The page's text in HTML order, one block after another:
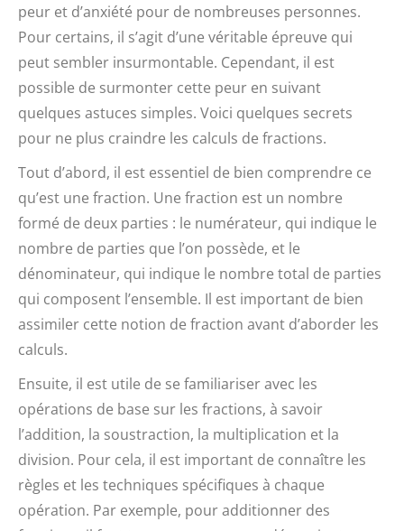
peur et d’anxiété pour de nombreuses personnes.
Pour certains, il s’agit d’une véritable épreuve qui
peut sembler insurmontable. Cependant, il est
possible de surmonter cette peur en suivant
quelques astuces simples. Voici quelques secrets
pour ne plus craindre les calculs de fractions.
Tout d’abord, il est essentiel de bien comprendre ce
qu’est une fraction. Une fraction est un nombre
formé de deux parties : le numérateur, qui indique le
nombre de parties que l’on possède, et le
dénominateur, qui indique le nombre total de parties
qui composent l’ensemble. Il est important de bien
assimiler cette notion de fraction avant d’aborder les
calculs.
Ensuite, il est utile de se familiariser avec les
opérations de base sur les fractions, à savoir
l’addition, la soustraction, la multiplication et la
division. Pour cela, il est important de connaître les
règles et les techniques spécifiques à chaque
opération. Par exemple, pour additionner des